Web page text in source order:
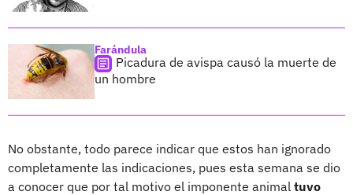
Farándula
Picadura de avispa causó la muerte de
un hombre
No obstante, todo parece indicar que estos han ignorado
completamente las indicaciones, pues esta semana se dio
a conocer que por tal motivo el imponente animal tuvo